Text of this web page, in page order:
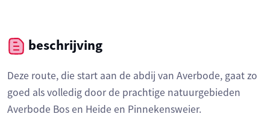
beschrijving
Deze route, die start aan de abdij van Averbode, gaat zo
goed als volledig door de prachtige natuurgebieden
Averbode Bos en Heide en Pinnekensweier.